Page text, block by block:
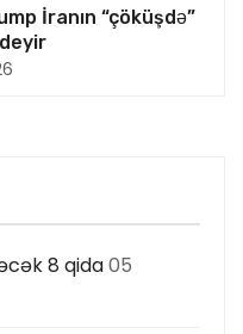
İranın “çöküşdə”
8 qida05